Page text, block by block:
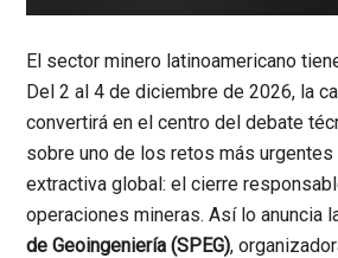
El sector minero latinoamericano
Del 2 al 4 de diciembre de 2026, la
convertirá en el centro del debate
sobre uno de los retos más
extractiva global: el cierre
operaciones mineras. Así lo anuncia
de Geoingeniería (SPEG),